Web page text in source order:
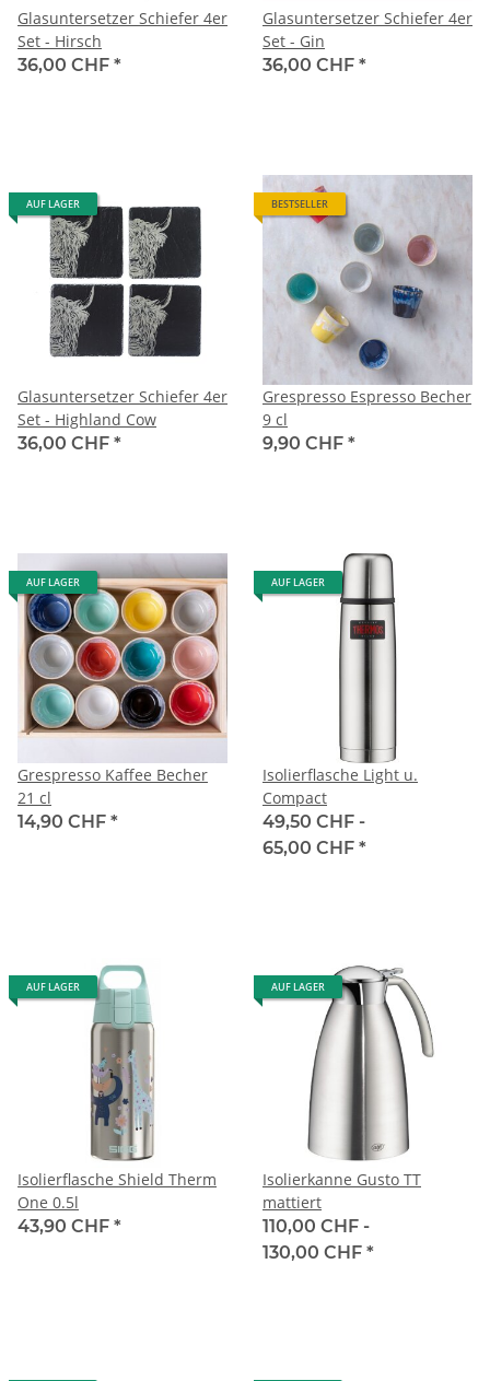
Glasuntersetzer Schiefer 4er
Set - Hirsch
36,00 CHF *
Glasuntersetzer Schiefer 4er
Set - Gin
36,00 CHF *
AUF LAGER
Glasuntersetzer Schiefer 4er
Set - Highland Cow
36,00 CHF *
BESTSELLER
Grespresso Espresso Becher
9 cl
9,90 CHF *
AUF LAGER
Grespresso Kaffee Becher
21 cl
14,90 CHF *
AUF LAGER
Isolierflasche Light u.
Compact
49,50 CHF -
65,00 CHF *
AUF LAGER
Isolierflasche Shield Therm
One 0.5l
43,90 CHF *
AUF LAGER
Isolierkanne Gusto TT
mattiert
110,00 CHF -
130,00 CHF *